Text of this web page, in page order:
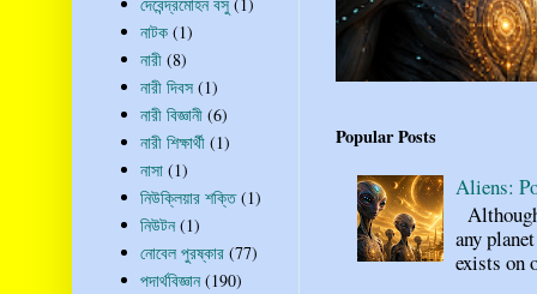
Popular Posts
Aliens:
any
exists on
নাটক (1)
নারী (8)
নারী দিবস (1)
নারী বিজ্ঞানী (6)
নারী শিক্ষার্থী (1)
নাসা (1)
নিউক্লিয়ার শক্তি (1)
নিউটন (1)
নোবেল পুরষ্কার (77)
পদার্থবিজ্ঞান (190)